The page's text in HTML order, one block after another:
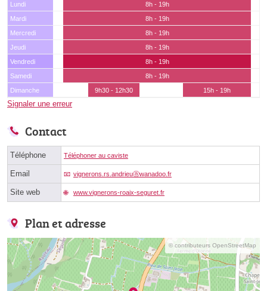
Lundi
8h - 19h
Mardi
8h - 19h
Mercredi
8h - 19h
Jeudi
8h - 19h
Vendredi
8h - 19h
Samedi
8h - 19h
Dimanche
9h30 - 12h30 15h - 19h
Signaler une erreur
Contact
Téléphone Téléphoner au caviste
Email vignerons.rs.andrieuⓐwanadoo.fr
Site web www.vignerons-roaix-seguret.fr
Plan et adresse
© contributeurs OpenStreetMap